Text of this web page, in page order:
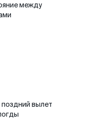
между
вылет